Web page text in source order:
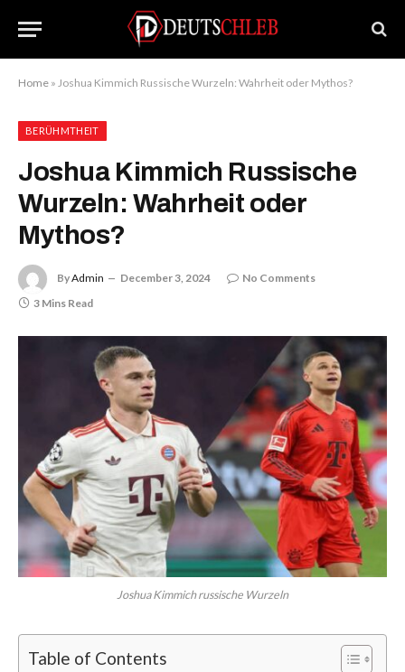
Home » Joshua Kimmich Russische Wurzeln: Wahrheit oder Mythos?
BERÜHMTHEIT
Joshua Kimmich Russische
Wurzeln: Wahrheit oder
Mythos?
ByAdmin December 3, 2024
No Comments
3 Mins Read
Joshua Kimmich russische Wurzeln
Table of Contents